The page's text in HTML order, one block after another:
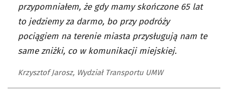
przypomniałem, że gdy mamy skończone 65 lat
to jedziemy za darmo, bo przy podróży
pociągiem na terenie miasta przysługują nam te
same zniżki, co w komunikacji miejskiej.
Krzysztof Jarosz, Wydział Transportu UMW